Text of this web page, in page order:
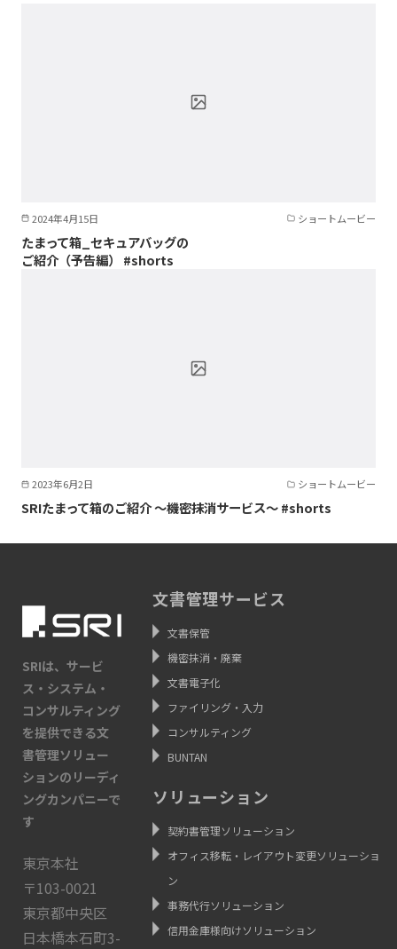
2024年4月15日 ショートムービー
たまって箱_セキュアバッグの
ご紹介（予告編） #shorts
2023年6月2日 ショートムービー
SRIたまって箱のご紹介 ～機密抹消サービス～ #shorts
SRIは、サービ
ス・システム・
コンサルティング
を提供できる文
書管理ソリュー
ションのリーディ
ングカンパニーで
す
東京本社
〒103-0021
東京都中央区
日本橋本石町3-
文書管理サービス
文書保管
機密抹消・廃棄
文書電子化
ファイリング・入力
コンサルティング
BUNTAN
ソリューション
契約書管理ソリューション
オフィス移転・レイアウト変更ソリューショ
ン
事務代行ソリューション
信用金庫様向けソリューション